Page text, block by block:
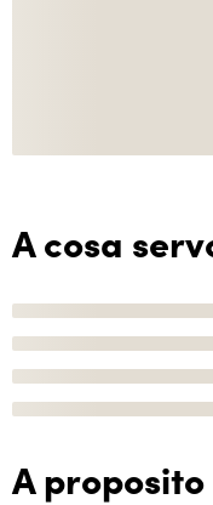
A cosa
A